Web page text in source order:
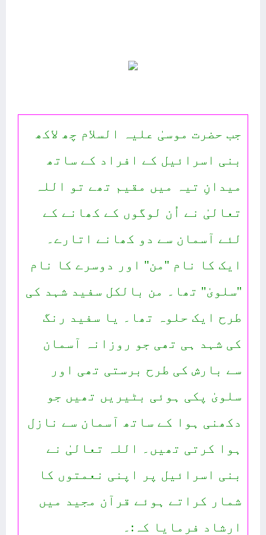
جب حضرت موسیٰ علیہ السلام چھ لاکھ
بنی اسرائیل کے افراد کے ساتھ
میدانِ تیہ میں مقیم تھے تو اللہ
تعالیٰ نے اُن لوگوں کے کھانے کے
لئے آسمان سے دو کھانے اتارے۔
ایک کا نام ''من'' اور دوسرے کا نام
''سلویٰ'' تھا۔ من بالکل سفید شہد کی
طرح ایک حلوہ تھا۔ یا سفید رنگ
کی شہد ہی تھی جو روزانہ آسمان
سے بارش کی طرح برستی تھی اور
سلویٰ پکی ہوئی بٹیریں تھیں جو
دکھنی ہوا کے ساتھ آسمان سے نازل
ہوا کرتی تھیں۔ اللہ تعالیٰ نے
بنی اسرائیل پر اپنی نعمتوں کا
شمار کراتے ہوئے قرآن مجید میں
ارشاد فرمایا کہ:۔